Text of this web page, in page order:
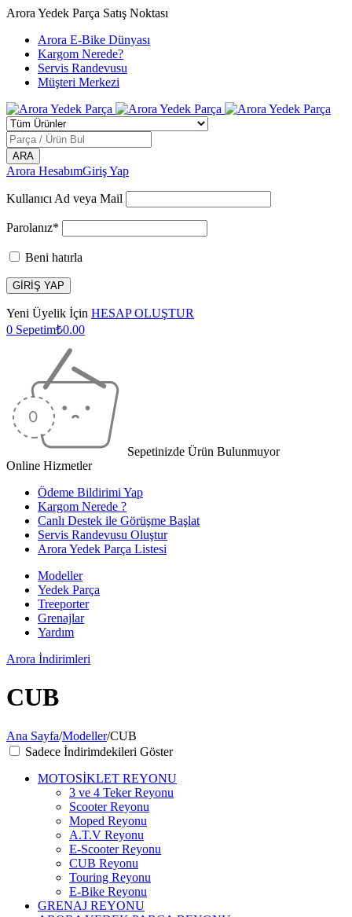
Arora Yedek Parça Satış Noktası
Arora E-Bike Dünyası
Kargom Nerede?
Servis Randevusu
Müşteri Merkezi
Arora HesabımGiriş Yap
Kullanıcı Ad veya Mail
Parolanız*
Beni hatırla
Yeni Üyelik İçin HESAP OLUŞTUR
0 Sepetim₺0.00
Sepetinizde Ürün Bulunmuyor
Online Hizmetler
Ödeme Bildirimi Yap
Kargom Nerede ?
Canlı Destek ile Görüşme Başlat
Servis Randevusu Oluştur
Arora Yedek Parça Listesi
Modeller
Yedek Parça
Treeporter
Grenajlar
Yardım
Arora İndirimleri
CUB
Ana Sayfa/Modeller/CUB
Sadece İndirimdekileri Göster
MOTOSİKLET REYONU
3 ve 4 Teker Reyonu
Scooter Reyonu
Moped Reyonu
A.T.V Reyonu
E-Scooter Reyonu
CUB Reyonu
Touring Reyonu
E-Bike Reyonu
GRENAJ REYONU